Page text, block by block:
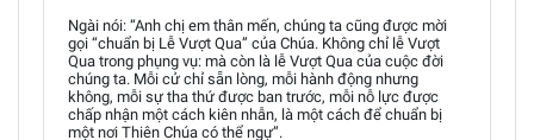
Ngài nói: “Anh chị em thân mến, chúng ta cũng được mời
gọi “chuẩn bị Lễ Vượt Qua” của Chúa. Không chỉ lễ Vượt
Qua trong phụng vụ: mà còn là lễ Vượt Qua của cuộc đời
chúng ta. Mỗi cử chỉ sẵn lòng, mỗi hành động nhưng
không, mỗi sự tha thứ được ban trước, mỗi nỗ lực được
chấp nhận một cách kiên nhẫn, là một cách để chuẩn bị
một nơi Thiên Chúa có thể ngự”.